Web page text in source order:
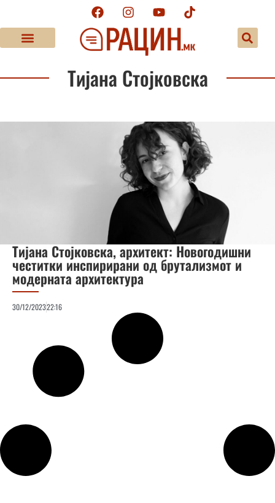
Тијана Стојковска
Тијана Стојковска, архитект: Новогодишни
честитки инспирирани од брутализмот и
модерната архитектура
30/12/202322:16